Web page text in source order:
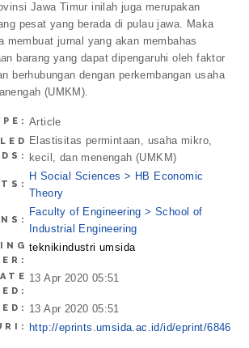
Jawa Timur inilah juga merupakan
pesat yang berada di pulau jawa. Maka
membuat jurnal yang akan membahas
barang yang dapat dipengaruhi oleh faktor
berhubungan dengan perkembangan usaha
(UMKM).
Article
Elastisitas permintaan, usaha mikro,
kecil, dan menengah (UMKM)
H Social Sciences > HB Economic
Theory
Faculty of Engineering > School of
Industrial Engineering
teknikindustri umsida
13 Apr 2020 05:51
13 Apr 2020 05:51
http://eprints.umsida.ac.id/id/eprint/6846